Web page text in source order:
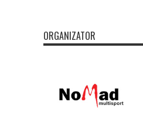
ORGANIZATOR